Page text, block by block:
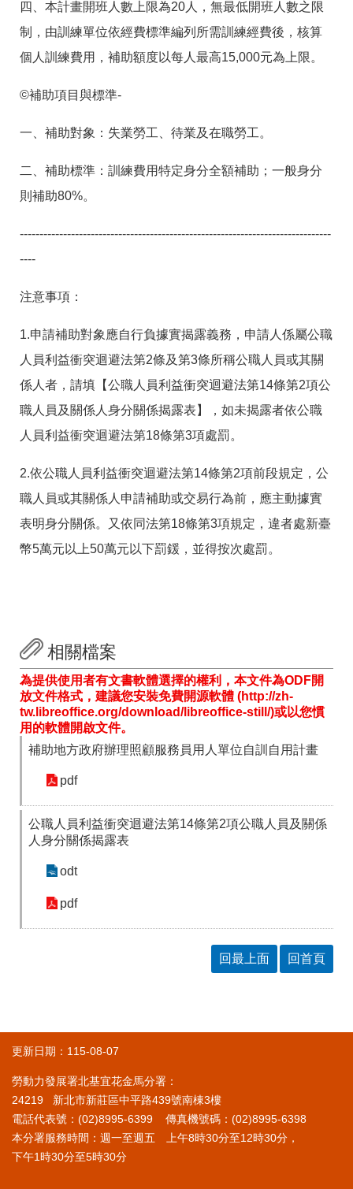
資
訊
四、本計畫開班人數上限為20人，無最低開班人數之限
制，由訓練單位依經費標準編列所需訓練經費後，核算
個人訓練費用，補助額度以每人最高15,000元為上限。
©補助項目與標準-
一、補助對象：失業勞工、待業及在職勞工。
二、補助標準：訓練費用特定身分全額補助；一般身分
則補助80%。
-------------------------------------------------------------------------------
----
注意事項：
1.申請補助對象應自行負據實揭露義務，申請人係屬公職
人員利益衝突迴避法第2條及第3條所稱公職人員或其關
係人者，請填【公職人員利益衝突迴避法第14條第2項公
職人員及關係人身分關係揭露表】，如未揭露者依公職
人員利益衝突迴避法第18條第3項處罰。
2.依公職人員利益衝突迴避法第14條第2項前段規定，公
職人員或其關係人申請補助或交易行為前，應主動據實
表明身分關係。又依同法第18條第3項規定，違者處新臺
幣5萬元以上50萬元以下罰鍰，並得按次處罰。
相關檔案
為提供使用者有文書軟體選擇的權利，本文件為ODF開
放文件格式，建議您安裝免費開源軟體 (http://zh-
tw.libreoffice.org/download/libreoffice-still/)或以您慣
用的軟體開啟文件。
補助地方政府辦理照顧服務員用人單位自訓自用計畫
pdf
公職人員利益衝突迴避法第14條第2項公職人員及關係
人身分關係揭露表
odt
pdf
回最上面 回首頁
更新日期：115-08-07
勞動力發展署北基宜花金馬分署：
24219 新北市新莊區中平路439號南棟3樓
電話代表號：(02)8995-6399 傳真機號碼：(02)8995-6398
本分署服務時間：週一至週五 上午8時30分至12時30分，
下午1時30分至5時30分